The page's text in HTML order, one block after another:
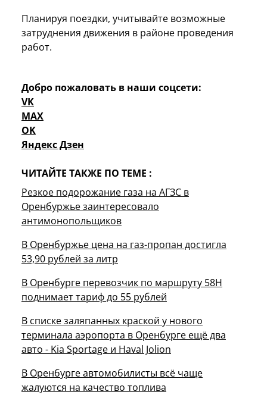
Планируя поездки, учитывайте возможные
затруднения движения в районе проведения
работ.
Добро пожаловать в наши соцсети:
VK
MAX
OK
Яндекс Дзен
ЧИТАЙТЕ ТАКЖЕ ПО ТЕМЕ :
Резкое подорожание газа на АГЗС в
Оренбуржье заинтересовало
антимонопольщиков
В Оренбуржье цена на газ-пропан достигла
53,90 рублей за литр
В Оренбурге перевозчик по маршруту 58Н
поднимает тариф до 55 рублей
В списке заляпанных краской у нового
терминала аэропорта в Оренбурге ещё два
авто - Kia Sportage и Haval Jolion
В Оренбурге автомобилисты всё чаще
жалуются на качество топлива